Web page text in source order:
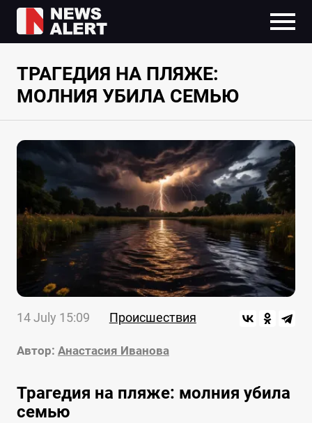
ТРАГЕДИЯ НА ПЛЯЖЕ:
МОЛНИЯ УБИЛА СЕМЬЮ
14 July 15:09 Происшествия
Автор: Анастасия Иванова
Трагедия на пляже: молния убила
семью